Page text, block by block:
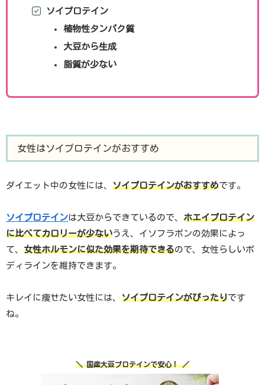
ソイプロテイン
植物性タンパク質
大豆から生成
脂質が少ない
女性はソイプロテインがおすすめ
ダイエット中の女性には、 ソイプロテインがおすすめです。
ソイプロテインは大豆からできているので、 ホエイプロテイン
に比べてカロリーが少ないうえ、イソフラボンの効果によっ
て、 女性ホルモンに似た効果を期待できるので、女性らしいボ
ディラインを維持できます。
キレイに痩せたい女性には、 ソイプロテインがぴったりです
ね。
＼ 国産大豆プロテインで安心！ ／